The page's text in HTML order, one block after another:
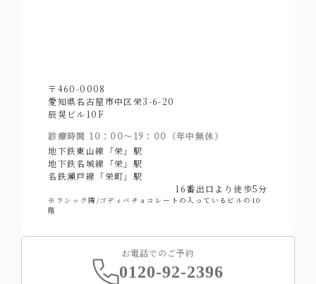
〒460-0008
愛知県名古屋市中区栄3-6-20
辰晃ビル10F
診療時間 10：00～19：00（年中無休）
地下鉄東山線「栄」駅
地下鉄名城線「栄」駅
名鉄瀬戸線「栄町」駅
16番出口より徒歩5分
※ラシック隣/ゴディバチョコレートの入っているビルの10
階
お電話でのご予約
0120-92-2396